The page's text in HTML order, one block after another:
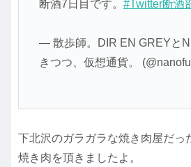
断酒7日目です。 #Twitter断酒
— 散歩師。DIR EN GREYと
きつつ、仮想通貨。
下北沢のガラガラな焼き肉屋だっ
焼き肉を頂きましたよ。